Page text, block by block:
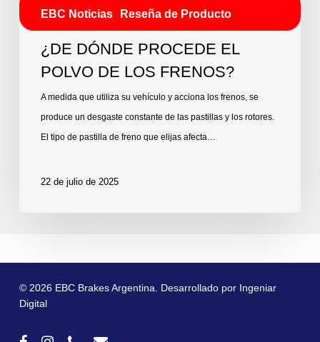
EBC Noticias Reseña de Producto
¿DE DÓNDE PROCEDE EL
POLVO DE LOS FRENOS?
A medida que utiliza su vehículo y acciona los frenos, se
produce un desgaste constante de las pastillas y los rotores.
El tipo de pastilla de freno que elijas afecta…
22 de julio de 2025
© 2026 EBC Brakes Argentina. Desarrollado por Ingeniar
Digital